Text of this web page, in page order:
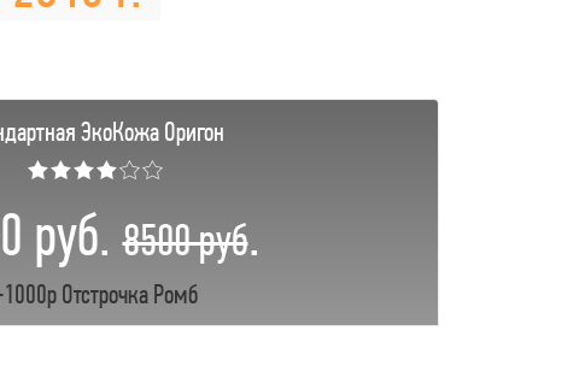
ЭкоКожа Оригон
★★★★☆☆
руб.8500 руб.
Отстрочка Ромб